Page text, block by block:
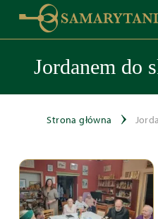
Jordanem do
Strona główna